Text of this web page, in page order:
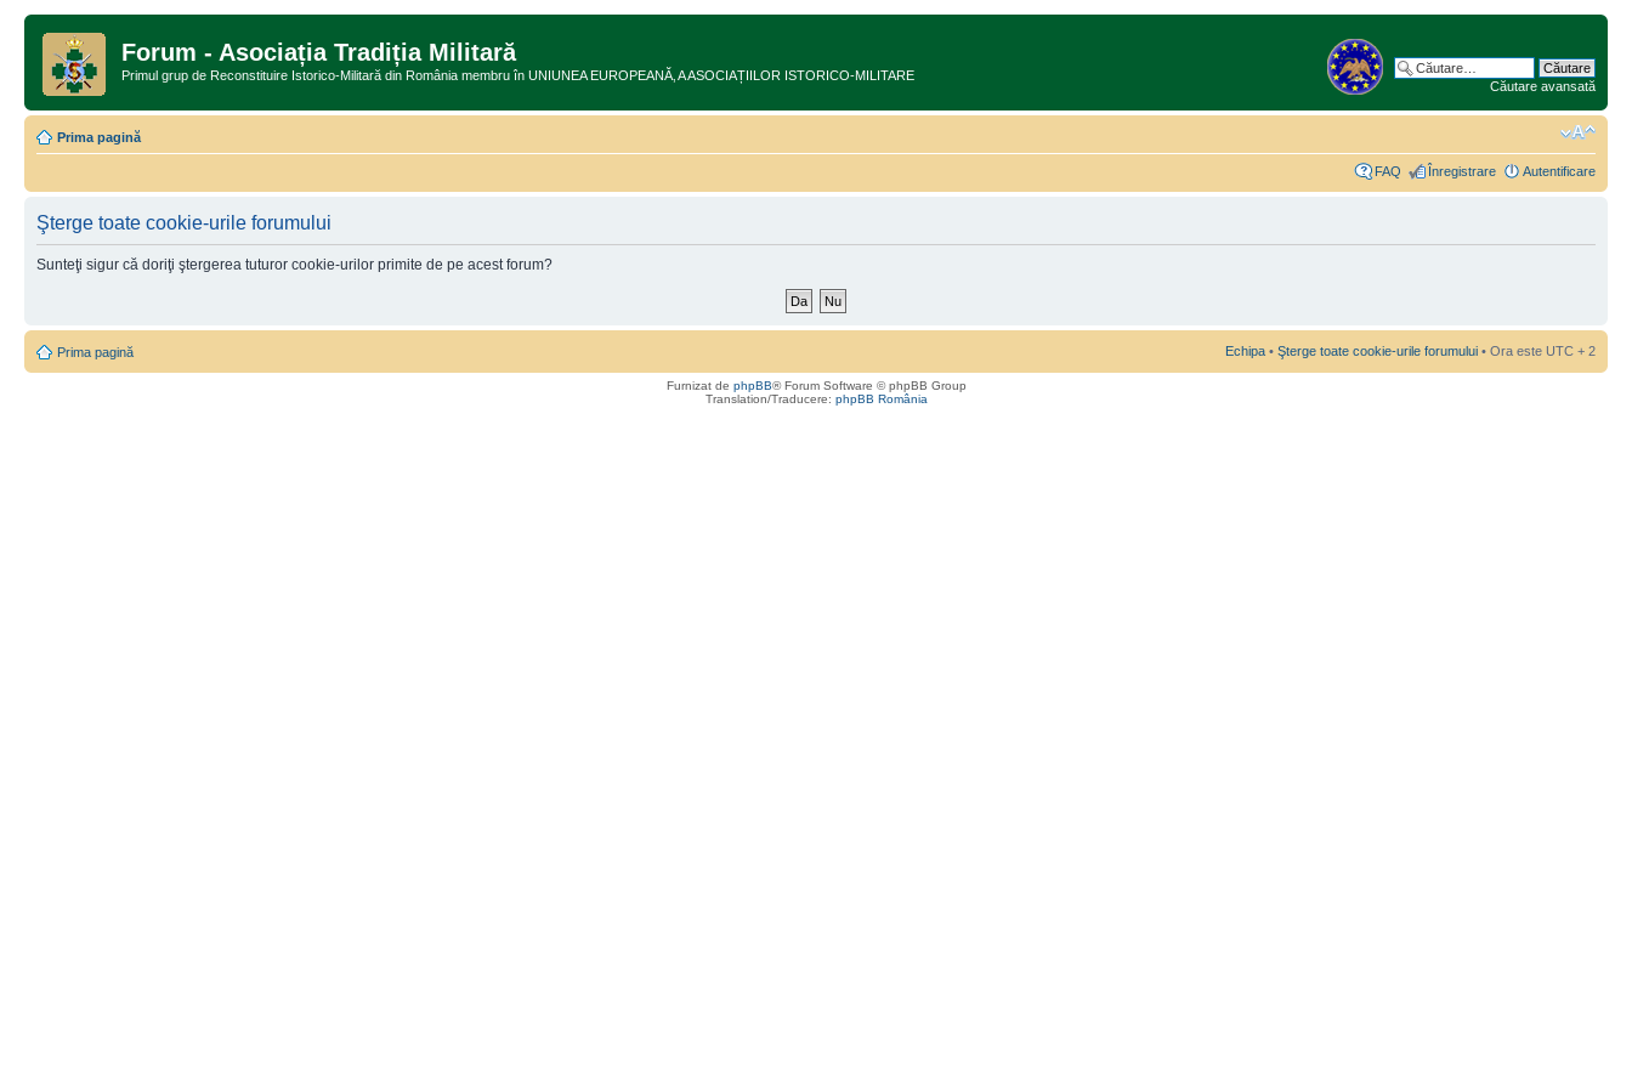
Forum - Asociația Tradiția Militară
Primul grup de Reconstituire Istorico-Militară din România membru în UNIUNEA EUROPEANĂ‚ A ASOCIAȚIILOR ISTORICO-MILITARE
Căutare avansată
Prima pagină
FAQ Înregistrare Autentificare
Şterge toate cookie-urile forumului
Sunteţi sigur că doriţi ştergerea tuturor cookie-urilor primite de pe acest forum?
Prima pagină Echipa • Şterge toate cookie-urile forumului • Ora este UTC + 2
Furnizat de phpBB® Forum Software © phpBB Group
Translation/Traducere: phpBB România